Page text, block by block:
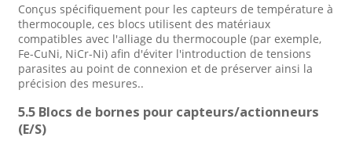
Conçus spécifiquement pour les capteurs de température à
thermocouple, ces blocs utilisent des matériaux
compatibles avec l'alliage du thermocouple (par exemple,
Fe-CuNi, NiCr-Ni) afin d'éviter l'introduction de tensions
parasites au point de connexion et de préserver ainsi la
précision des mesures..
5.5 Blocs de bornes pour capteurs/actionneurs
(E/S)